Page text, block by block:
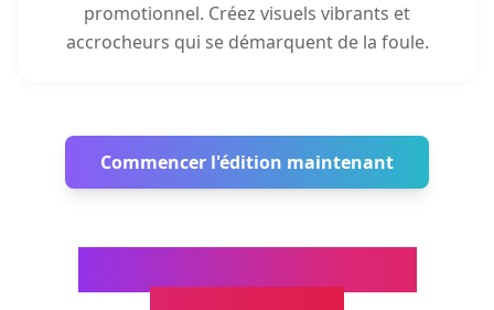
promotionnel. Créez visuels vibrants et
accrocheurs qui se démarquent de la foule.
Commencer l'édition maintenant